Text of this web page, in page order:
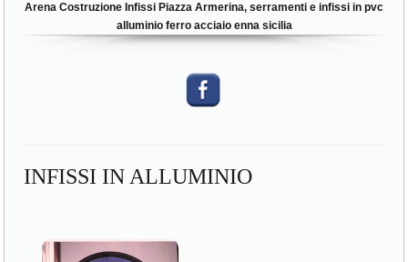
Arena Costruzione Infissi Piazza Armerina, serramenti e infissi in pvc
alluminio ferro acciaio enna sicilia
INFISSI IN ALLUMINIO